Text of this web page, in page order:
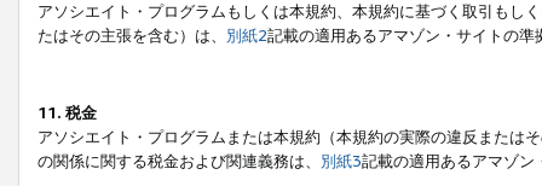
アソシエイト・プログラムもしくは本規約、本規約に基づく取引もし
たはその主張を含む）は、 別紙2記載の適用あるアマゾン・サイトの
11. 税金
アソシエイト・プログラムまたは本規約（本規約の実際の違反または
の関係に関する税金および関連義務は、 別紙3記載の適用あるアマゾン